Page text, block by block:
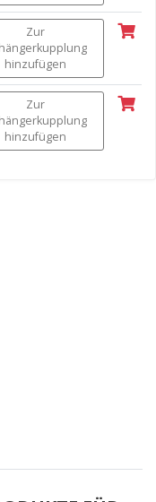
Zur
hinzufügen
Zur
hinzufügen